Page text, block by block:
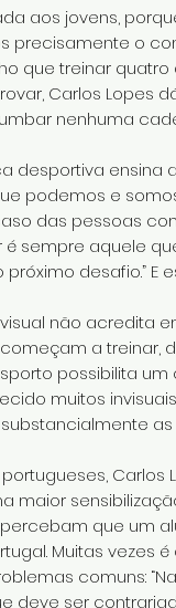
aos jovens,
precisamente o
que treinar
Carlos Lopes
nenhuma
desportiva ensina
podemos e
das pessoas
sempre aquele
desafio.” E
não acredita
a
possibilita
muitos
Carlos
que um
Muitas vezes
comuns:
ser